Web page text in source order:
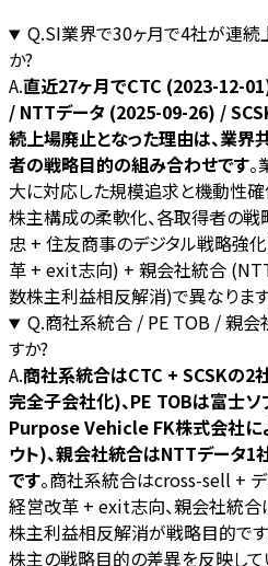
Q.SI業界で30ヶ月で4社が連
か?
A.直近27ヶ月でCTC (2023-12-
/ NTTデータ (2025-09-26) /
続上場廃止となった理由は、業
者の戦略目的の組み合わせです
大に対応した規模追求と機動性
株主構成の柔軟化、各取得者の
忠 + 住友商事のデジタル戦略強
革 + exit志向) + 親会社統合
数株主利益相反解消)で異なります
Q.商社系統合 / PE TOB / 親会
すか?
A.商社系統合はCTC + SCSKの2
完全子会社化)、PE TOBは富士
Purpose Vehicle FK株式会社に
ウト)、親会社統合はNTTデータ
です。商社系統合はcross-sell +
経営改革 + exit志向、親会社統
株主利益相反解消が戦略目的です
株主の戦略目的の差異を反映して